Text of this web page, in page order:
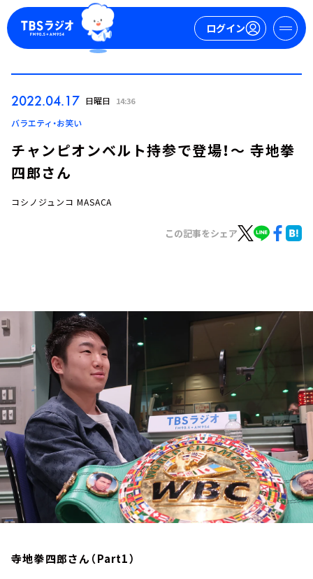
ログイン
ログイン
お知らせ
イベント・グッズ
YouTube
会社情報
2022.04.17 日曜日 14:36
バラエティ・お笑い
チャンピオンベルト持参で登場！～ 寺地拳
四郎さん
コシノジュンコ MASACA
この記事をシェア
寺地拳四郎さん（Part1）